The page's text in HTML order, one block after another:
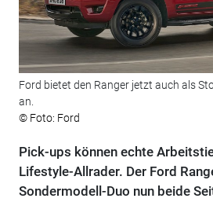
Ford bietet den Ranger jetzt auch als
an.
© Foto: Ford
Pick-ups können echte
Lifestyle-Allrader. Der Ford
Sondermodell-Duo nun beide